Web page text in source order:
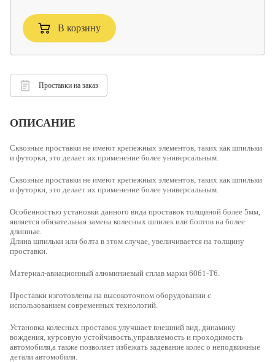
В корзину
Проставки на заказ
ОПИСАНИЕ
Сквозные проставки не имеют крепежных элементов, таких как шпильки
и футорки, это делает их применение более универсальным.
Сквозные проставки не имеют крепежных элементов, таких как шпильки
и футорки, это делает их применение более универсальным.
Особенностью установки данного вида проставок толщиной более 5мм,
является обязательная замена колесных шпилек или болтов на более
длинные.
Длина шпильки или болта в этом случае, увеличивается на толщину
проставки.
Материал-авиационный алюминиевый сплав марки 6061-Т6.
Проставки изготовлены на высокоточном оборудовании с
использованием современных технологий.
Установка колесных проставок улучшает внешний вид, динамику
вождения, курсовую устойчивость,управляемость и проходимость
автомобиля,а также позволяет избежать задевание колес о неподвижные
детали автомобиля.